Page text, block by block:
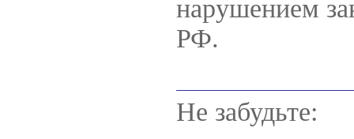
нарушением
РФ.
Не забудьте: